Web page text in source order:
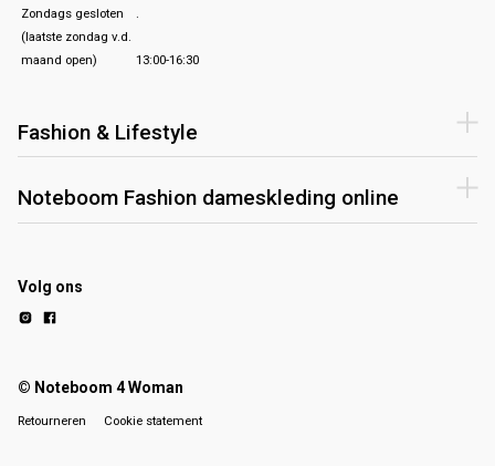
Zondags gesloten
.
(laatste zondag v.d.
maand open)
13:00-16:30
Fashion & Lifestyle
Noteboom Fashion dameskleding online
Volg ons
© Noteboom 4 Woman
Retourneren Cookie statement